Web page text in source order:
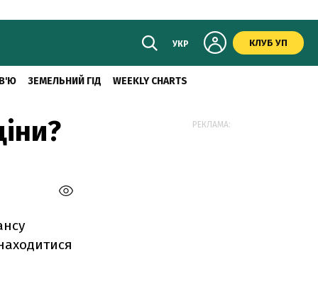
УКР КЛУБ УП
ЗЕМЕЛЬНИЙ ГІД WEEKLY CHARTS
РЕКЛАМА: